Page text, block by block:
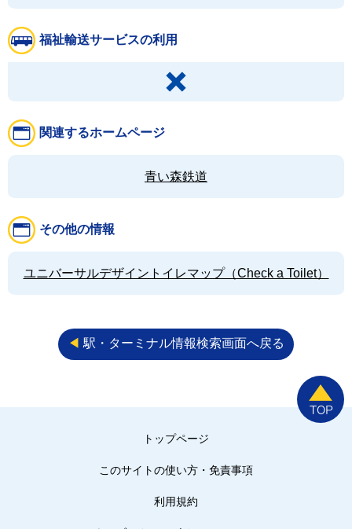
福祉輸送サービスの利用
関連するホームページ
青い森鉄道
その他の情報
ユニバーサルデザイントイレマップ（Check a Toilet）
◀︎ 駅・ターミナル情報検索画面へ戻る
トップページ
このサイトの使い方・免責事項
利用規約